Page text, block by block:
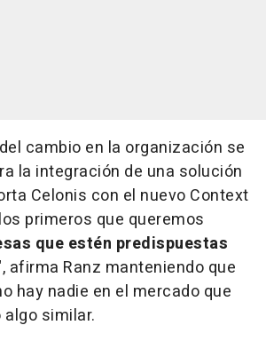
cambio en la organización se
la integración de una solución
Celonis con el nuevo Context
primeros que queremos
que estén predispuestas
afirma Ranz manteniendo que
hay nadie en el mercado que
similar.